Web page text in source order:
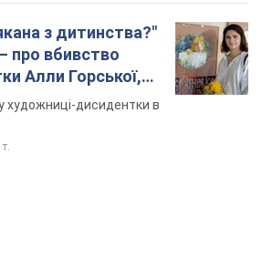
з дитинства?"
про вбивство
Алли Горської,
та втечу в
художниці-дисидентки в